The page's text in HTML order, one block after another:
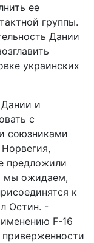
ее
группы.
Дании
украинских
и
с
союзниками
предложили
мы ожидаем,
к
Остин. -
F-16